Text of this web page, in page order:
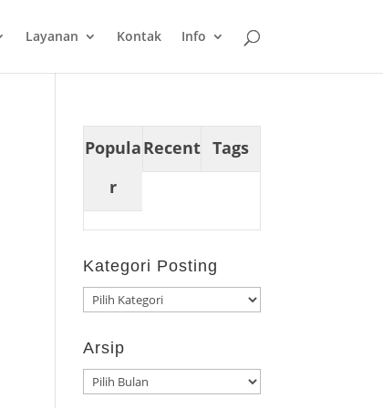
Layanan Kontak Info
Popula
r
Recent Tags
Kategori Posting
Kategori
Arsip
Arsip